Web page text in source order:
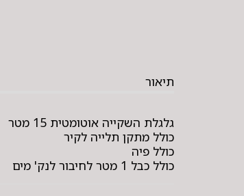
תיאור
גלגלת השקייה אוטומטית 15 מטר
כולל מתקן תלייה לקיר
כולל פיה
כולל כבל 1 מטר לחיבור לנק' מים